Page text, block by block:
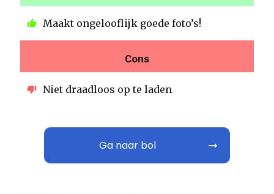
Maakt ongelooflijk goede foto’s!
Cons
Niet draadloos op te laden
Ga naar bol